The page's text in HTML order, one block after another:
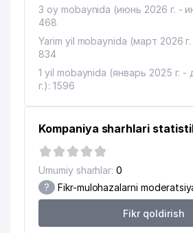
3 oy mobaynida (июнь 2026 г. -
468
Yarim yil mobaynida (март 2026
834
1 yil mobaynida (январь 2025 г. -
г.): 1596
Kompaniya sharhlari
Umumiy sharhlar: 0
? Fikr-mulohazalarni
Fikr qoldirish